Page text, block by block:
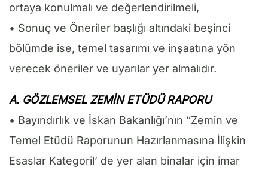
ortaya konulmalı ve değerlendirilmeli,
• Sonuç ve Öneriler başlığı altındaki beşinci
bölümde ise, temel tasarımı ve inşaatına yön
verecek öneriler ve uyarılar yer almalıdır.
A. GÖZLEMSEL ZEMİN ETÜDÜ RAPORU
• Bayındırlık ve İskan Bakanlığı’nın “Zemin ve
Temel Etüdü Raporunun Hazırlanmasına İlişkin
Esaslar Kategoril’ de yer alan binalar için imar